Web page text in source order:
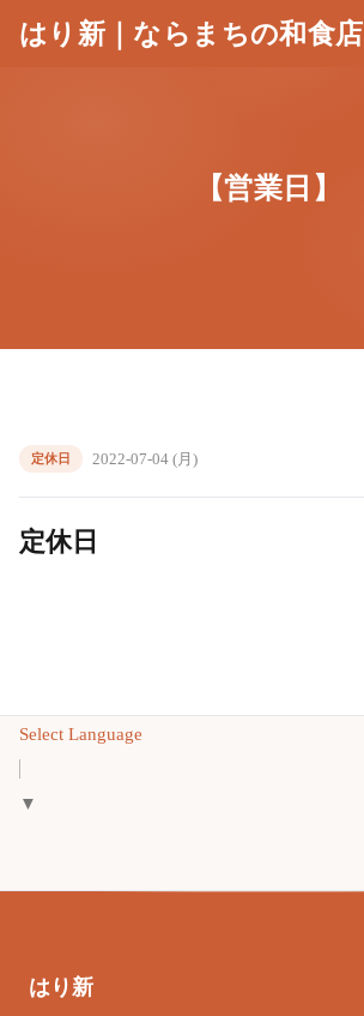
はり新｜ならまちの和食店
【営業日】
定休日 2022-07-04 (月)
定休日
Select Language
▼
はり新